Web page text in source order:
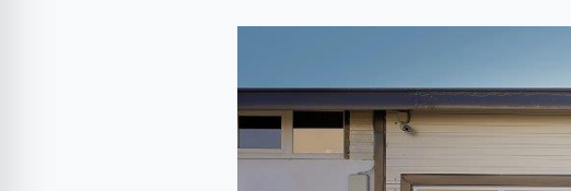
moto
RAMS
Motorsport